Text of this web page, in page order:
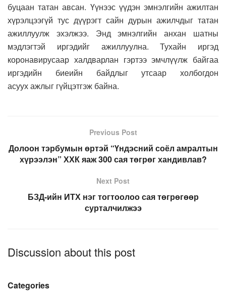
буцаан татан авсан. Үүнээс үүдэн эмнэлгийн ажилтан
хүрэлцээгүй тус дүүрэгт сайн дурын ажилчдыг татан
ажиллуулж эхэлжээ. Энд эмнэлгийн анхан шатны
мэдлэгтэй иргэдийг ажиллуулна. Тухайн иргэд
коронавирусаар халдварлан гэртээ эмчлүүлж байгаа
иргэдийн биеийн байдлыг утсаар холбогдон
асуух ажлыг гүйцэтгэж байна.
Previous Post
Долоон тэрбумын өртэй “Үндэсний соёл амралтын
хүрээлэн” ХХК яаж 300 сая төгрөг хандивлав?
Next Post
БЗД-ийн ИТХ нэг тогтоолоо сая төгрөгөөр
сурталчилжээ
Discussion about this post
Categories